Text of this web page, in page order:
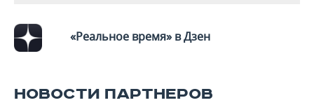
«Реальное время» в Дзен
НОВОСТИ ПАРТНЕРОВ